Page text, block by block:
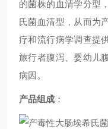
的菌株的血清学分型
氏菌血清型，从而为
疗和流行病学调查提
旅行者腹泻、婴幼儿
病因。
产品组成 ：